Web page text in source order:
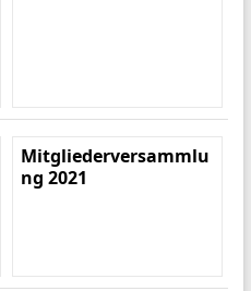
Mitgliederversammlu
ng 2021